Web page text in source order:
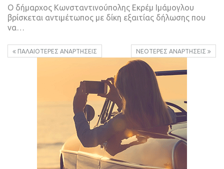
Ο δήμαρχος Κωνσταντινούπολης Εκρέμ Ιμάμογλου
βρίσκεται αντιμέτωπος με δίκη εξαιτίας δήλωσης που
να
ΠΑΛΑΙΌΤΕΡΕΣ ΑΝΑΡΤΉΣΕΙΣ ΝΕΌΤΕΡΕΣ ΑΝΑΡΤΉΣΕΙΣ